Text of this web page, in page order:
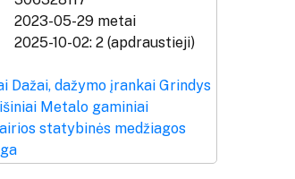
2023-05-29 metai
2025-10-02: 2 (apdraustieji)
Dažai, dažymo įrankai Grindys
Metalo gaminiai
statybinės medžiagos